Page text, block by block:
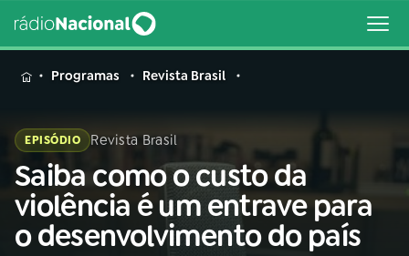
MENU
Buscar
na
Rádio
Nacional
Buscar
Programas Revista Brasil
EPISÓDIO Revista Brasil
Saiba como o custo da
violência é um entrave para
o desenvolvimento do país